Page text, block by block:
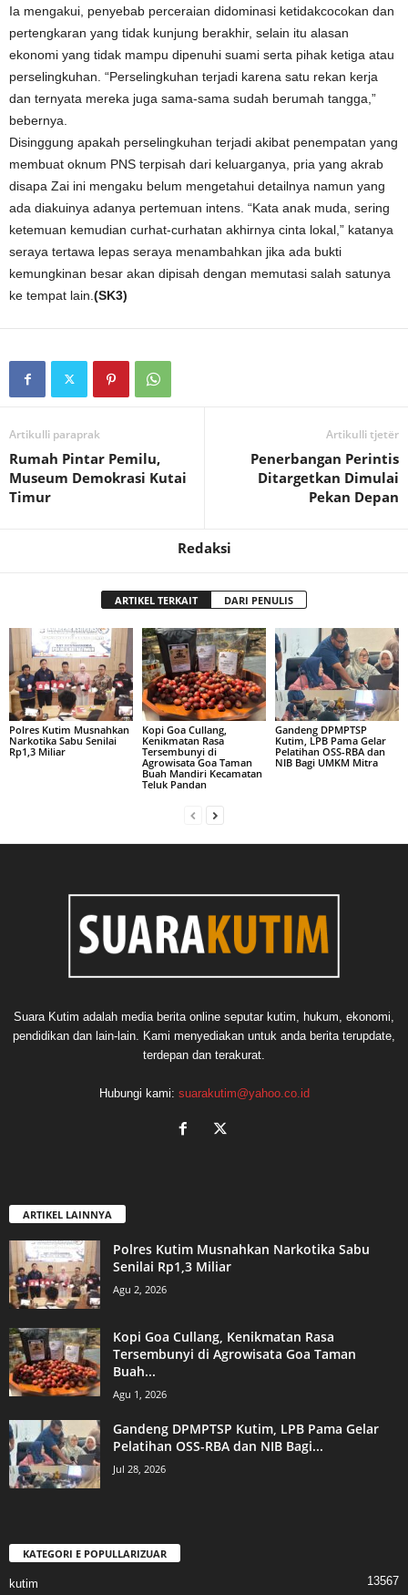
Ia mengakui, penyebab perceraian didominasi ketidakcocokan dan
pertengkaran yang tidak kunjung berakhir, selain itu alasan
ekonomi yang tidak mampu dipenuhi suami serta pihak ketiga atau
perselingkuhan. “Perselingkuhan terjadi karena satu rekan kerja
dan ternyata mereka juga sama-sama sudah berumah tangga,”
bebernya.
Disinggung apakah perselingkuhan terjadi akibat penempatan yang
membuat oknum PNS terpisah dari keluarganya, pria yang akrab
disapa Zai ini mengaku belum mengetahui detailnya namun yang
ada diakuinya adanya pertemuan intens. “Kata anak muda, sering
ketemuan kemudian curhat-curhatan akhirnya cinta lokal,” katanya
seraya tertawa lepas seraya menambahkan jika ada bukti
kemungkinan besar akan dipisah dengan memutasi salah satunya
ke tempat lain. (SK3)
Artikulli paraprak
Rumah Pintar Pemilu,
Museum Demokrasi Kutai
Timur
Artikulli tjetër
Penerbangan Perintis
Ditargetkan Dimulai
Pekan Depan
Redaksi
ARTIKEL TERKAIT DARI PENULIS
Polres Kutim Musnahkan
Narkotika Sabu Senilai
Rp1,3 Miliar
Kopi Goa Cullang,
Kenikmatan Rasa
Tersembunyi di
Agrowisata Goa Taman
Buah Mandiri Kecamatan
Teluk Pandan
Gandeng DPMPTSP
Kutim, LPB Pama Gelar
Pelatihan OSS-RBA dan
NIB Bagi UMKM Mitra
Suara Kutim adalah media berita online seputar kutim, hukum, ekonomi,
pendidikan dan lain-lain. Kami menyediakan untuk anda berita terupdate,
terdepan dan terakurat.
Hubungi kami: suarakutim@yahoo.co.id
ARTIKEL LAINNYA
Polres Kutim Musnahkan Narkotika Sabu
Senilai Rp1,3 Miliar
Agu 2, 2026
Kopi Goa Cullang, Kenikmatan Rasa
Tersembunyi di Agrowisata Goa Taman
Buah...
Agu 1, 2026
Gandeng DPMPTSP Kutim, LPB Pama Gelar
Pelatihan OSS-RBA dan NIB Bagi...
Jul 28, 2026
KATEGORI E POPULLARIZUAR
kutim 13567